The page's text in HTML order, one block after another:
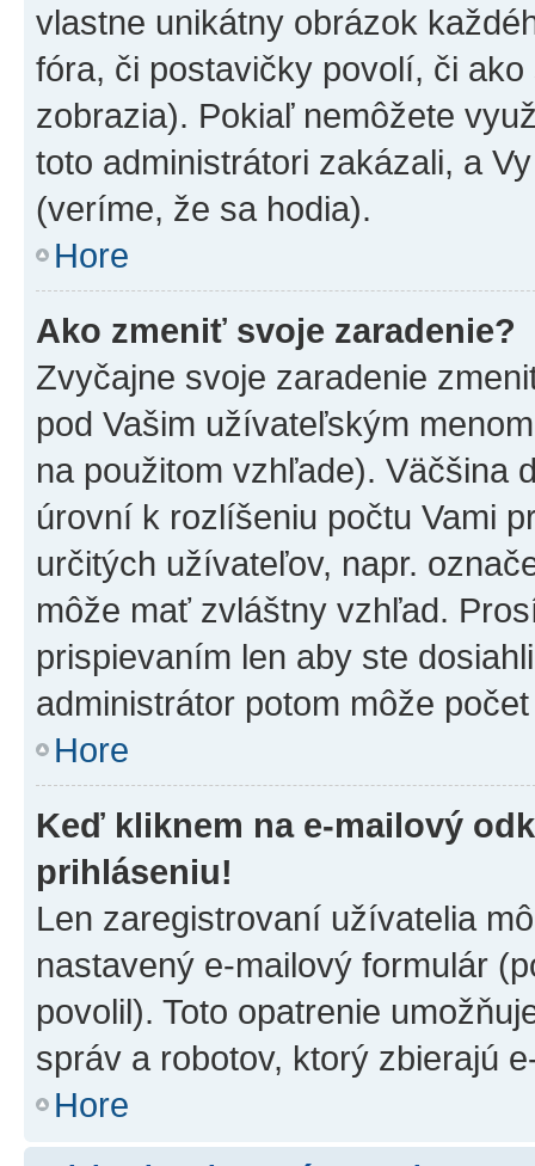
vlastne unikátny obrázok
fóra, či postavičky povolí, či
zobrazia). Pokiaľ nemôžete
toto administrátori zakázali, a
(veríme, že sa hodia).
Hore
Ako zmeniť svoje zaradenie?
Zvyčajne svoje zaradenie
pod Vašim užívateľským
na použitom vzhľade). Väčšina
úrovní k rozlíšeniu počtu Vami
určitých užívateľov, napr.
môže mať zvláštny vzhľad.
prispievaním len aby ste
administrátor potom môže
Hore
Keď kliknem na e-mailový
prihláseniu!
Len zaregistrovaní užívatelia
nastavený e-mailový formulár
povolil). Toto opatrenie
správ a robotov, ktorý zbierajú
Hore